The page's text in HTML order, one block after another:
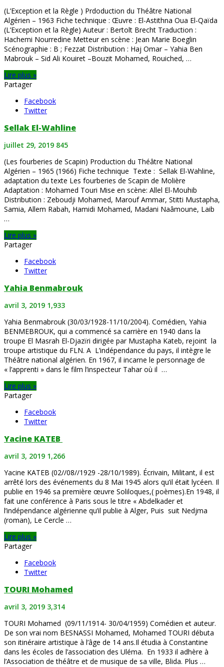
(L’Exception et la Règle ) Prdoduction du Théâtre National
Algérien – 1963 Fiche technique : Œuvre : El-Astithna Oua El-Qaïda
(L’Exception et la Règle) Auteur : Bertolt Brecht Traduction :
Hachemi Nourredine Metteur en scène : Jean Marie Boeglin
Scénographie : B ; Fezzat Distribution : Haj Omar – Yahia Ben
Mabrouk – Sid Ali Kouiret –Bouzit Mohamed, Rouiched, …
Lire plus »
Partager
Facebook
Twitter
Sellak El-Wahline
juillet 29, 2019 845
(Les fourberies de Scapin) Production du Théâtre National
Algérien – 1965 (1966) Fiche technique Texte : Sellak El-Wahline,
adaptation du texte Les fourberies de Scapin de Molière
Adaptation : Mohamed Touri Mise en scène: Allel El-Mouhib
Distribution : Zeboudji Mohamed, Marouf Ammar, Stitti Mustapha,
Samia, Allem Rabah, Hamidi Mohamed, Madani Naâmoune, Laib
…
Lire plus »
Partager
Facebook
Twitter
Yahia Benmabrouk
avril 3, 2019 1,933
Yahia Benmabrouk (30/03/1928-11/10/2004). Comédien, Yahia
BENMEBROUK, qui a commencé sa carrière en 1940 dans la
troupe El Masrah El-Djazïri dirigée par Mustapha Kateb, rejoint la
troupe artistique du FLN. A L’indépendance du pays, il intègre le
Théâtre national algérien. En 1967, il incarne le personnage de
« l’apprenti » dans le film l’inspecteur Tahar où il …
Lire plus »
Partager
Facebook
Twitter
Yacine KATEB
avril 3, 2019 1,266
Yacine KATEB (02//08//1929 -28/10/1989). Écrivain, Militant, il est
arrêté lors des événements du 8 Mai 1945 alors qu’il était lycéen. Il
publie en 1946 sa première œuvre Soliloques,( poèmes).En 1948, il
fait une conférence à Paris sous le titre « Abdelkader et
l’indépendance algérienne qu’il publie à Alger, Puis suit Nedjma
(roman), Le Cercle …
Lire plus »
Partager
Facebook
Twitter
TOURI Mohamed
avril 3, 2019 3,314
TOURI Mohamed (09/11/1914- 30/04/1959) Comédien et auteur.
De son vrai nom BESNASSI Mohamed, Mohamed TOURI débuta
son itinéraire artistique à l’âge de 14 ans.Il étudia à Constantine
dans les écoles de l’association des Uléma. En 1933 il adhère à
l’Association de théâtre et de musique de sa ville, Blida. Plus …